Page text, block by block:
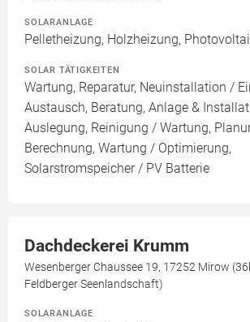
SOLARANLAGE
Pelletheizung, Holzheizung,
SOLAR TÄTIGKEITEN
Wartung, Reparatur, Neuinstallation /
Austausch, Beratung, Anlage &
Auslegung, Reinigung / Wartung,
Berechnung, Wartung / Optimierung,
Solarstromspeicher / PV Batterie
Dachdeckerei Krumm
Wesenberger Chaussee 19, 17252 Mirow
Feldberger Seenlandschaft)
SOLARANLAGE